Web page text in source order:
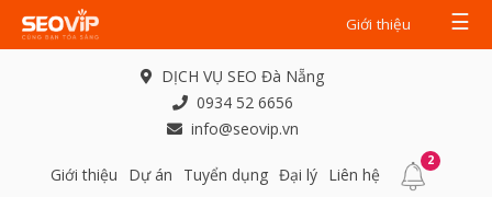
Giới thiệu ☰
DỊCH VỤ SEO Đà Nẵng
0934 52 6656
info@seovip.vn
Giới thiệu Dự án Tuyển dụng Đại lý Liên hệ
2